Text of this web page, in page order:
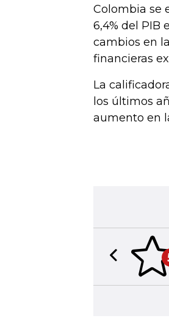
Colombia se
6,4% del PIB
cambios en
financieras
La
los últimos
aumento en
Previous